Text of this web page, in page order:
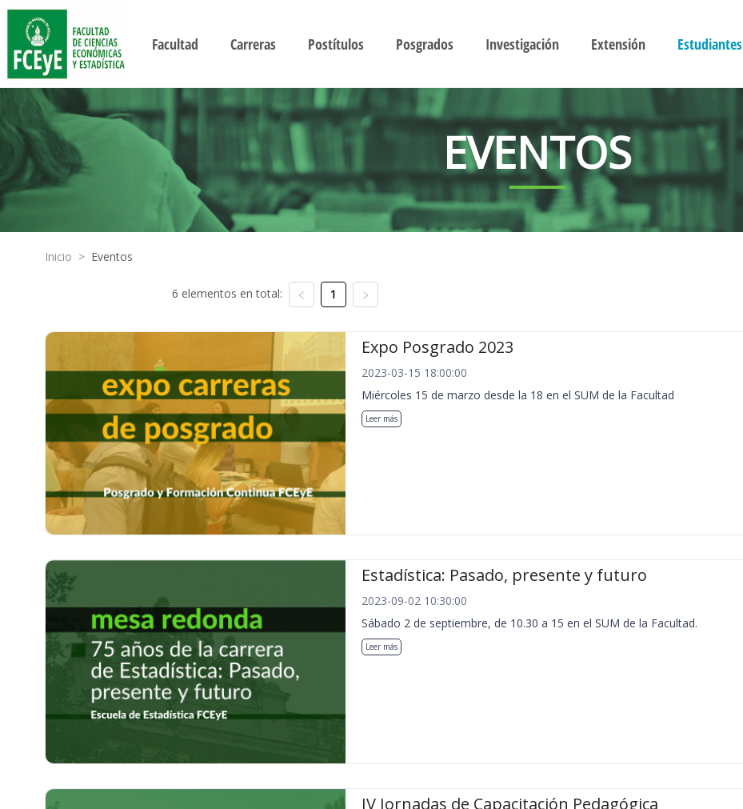
Facultad Carreras Postítulos Posgrados Investigación Extensión Estudiantes
EVENTOS
Inicio > Eventos
6 elementos en total: 1
Expo Posgrado 2023
2023-03-15 18:00:00
Miércoles 15 de marzo desde la 18 en el SUM de la Facultad
Leer más
Estadística: Pasado, presente y futuro
2023-09-02 10:30:00
Sábado 2 de septiembre, de 10.30 a 15 en el SUM de la Facultad.
Leer más
IV Jornadas de Capacitación Pedagógica